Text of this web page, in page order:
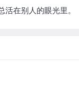
在别人的眼光里。